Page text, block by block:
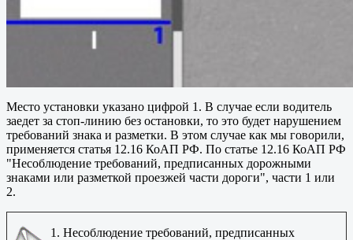
Место установки указано цифрой 1. В случае если водитель
заедет за стоп-линию без остановки, то это будет нарушением
требований знака и разметки. В этом случае как мы говорили,
применяется статья 12.16 КоАП РФ. По статье 12.16 КоАП РФ
"Несоблюдение требований, предписанных дорожными
знаками или разметкой проезжей части дороги", части 1 или
2.
1. Несоблюдение требований, предписанных